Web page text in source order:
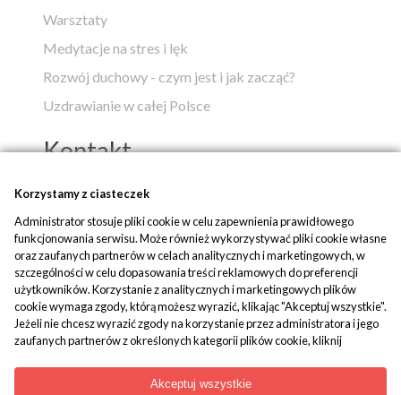
Warsztaty
Medytacje na stres i lęk
Rozwój duchowy - czym jest i jak zacząć?
Uzdrawianie w całej Polsce
Kontakt
Popko - Centrum Medytacji i Uzdrawiania
ul. Piaskowa 1
42-700 Rusinowice
tel:+48 509 580 042
mail:biuro@popko.pl
Media społecznościowe:
YouTube|Facebook|Instagram
Korzystamy z ciasteczek
Administrator stosuje pliki cookie w celu zapewnienia prawidłowego
funkcjonowania serwisu. Może również wykorzystywać pliki cookie własne
oraz zaufanych partnerów w celach analitycznych i marketingowych, w
szczególności w celu dopasowania treści reklamowych do preferencji
użytkowników. Korzystanie z analitycznych i marketingowych plików
cookie wymaga zgody, którą możesz wyrazić, klikając "Akceptuj wszystkie".
Jeżeli nie chcesz wyrazić zgody na korzystanie przez administratora i jego
zaufanych partnerów z określonych kategorii plików cookie, kliknij
można wycofać w każdym momencie poprzez zmianę preferencji plików
cookie. Możliwość edycji zgód cookie znajdziesz w stopce strony pod
Akceptuj wszystkie